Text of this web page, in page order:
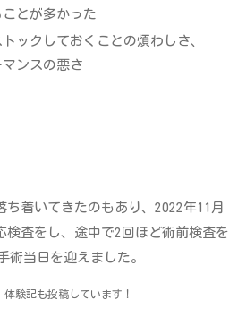
とが多かった
ックしておくことの煩わしさ、
ンスの悪さ
ち着いてきたのもあり、2022年11月
検査をし、途中で2回ほど術前検査を
術当日を迎えました。
験記も投稿しています！